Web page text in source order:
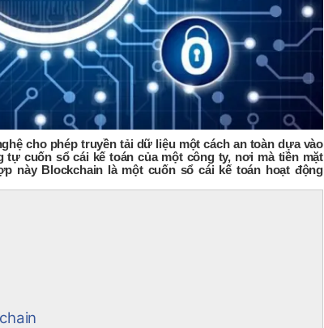
cho phép truyền tải dữ liệu một cách an toàn dựa vào
cuốn sổ cái kế toán của một công ty, nơi mà tiền mặt
này Blockchain là một cuốn sổ cái kế toán hoạt động